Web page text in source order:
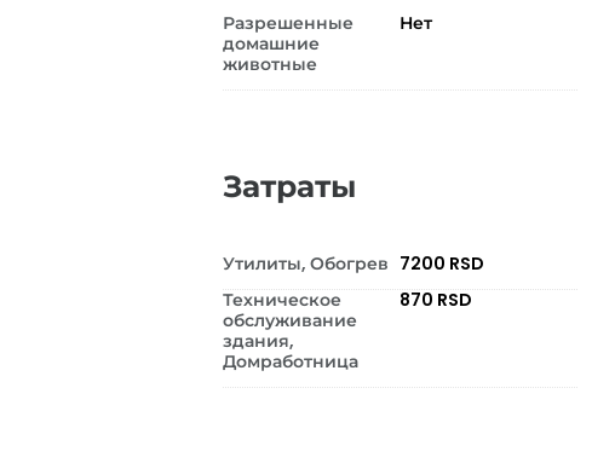
Разрешенные
домашние
животные
Нет
Затраты
Утилиты, Обогрев 7200 RSD
Техническое
обслуживание
здания,
Домработница
870 RSD